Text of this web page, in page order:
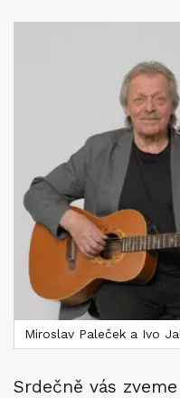
Miroslav Paleček a Ivo
Srdečně vás